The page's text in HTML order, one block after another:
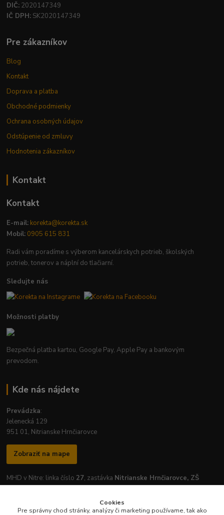
DIČ: 2020147349
IČ DPH: SK2020147349
Pre zákazníkov
Blog
Kontakt
Doprava a platba
Obchodné podmienky
Ochrana osobných údajov
Odstúpenie od zmluvy
Hodnotenia zákazníkov
Kontakt
Kontakt
E-mail: korekta@korekta.sk
Mobil: 0905 615 831
Radi vám poradíme s výberom kancelárskych potrieb, školských
potrieb, tonerov a náplní do tlačiarní.
Sledujte nás
Možnosti platby
Bezpečná platba kartou, Google Pay, Apple Pay a bankovým
prevodom.
Kde nás nájdete
Prevádzka:
Jelenecká 129
951 01, Nitrianske Hrnčiarovce
Zobraziť na mape
MHD v Nitre: linka číslo 27, zastávka Nitrianske Hrnčiarovce, ZŠ
Cookies
Pre správny chod stránky, analýzy či marketing používame, tak ako